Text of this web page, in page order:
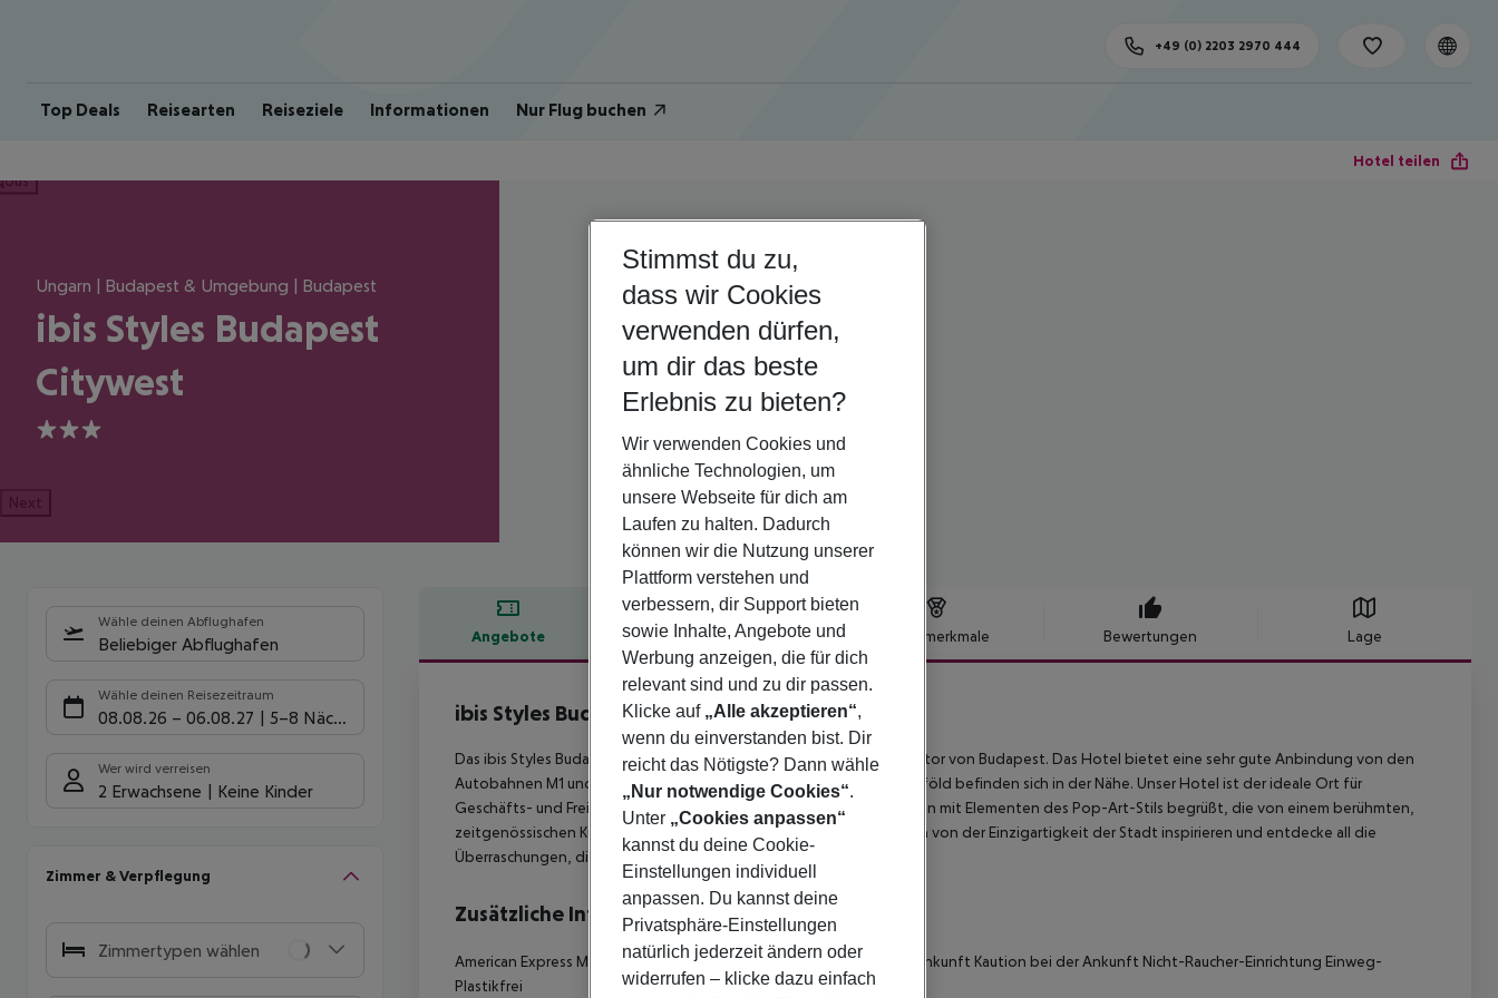
Top Deals Reisearten Reiseziele Informationen Nur Flug buchen
+49 (0) 2203 2970 444
Hotel teilen
Ungarn | Budapest & Umgebung | Budapest
ibis Styles Budapest
Citywest
3
Next
Wähle deinen Abflughafen
Beliebiger Abflughafen
Wähle deinen Reisezeitraum
08.08.26 – 06.08.27 5-8 Nächte
Wer wird verreisen
2 Erwachsene Keine Kinder
Zimmer & Verpflegung
Zimmertypen wählen
Angebote Hotelbeschreibung Hotelmerkmale Bewertungen Lage
Hotelbeschreibung
ibis Styles Budapest Citywest
3
Das ibis Styles Budapest Citywest befindet sich am westlichen Stadttor von Budapest. Das Hotel bietet eine sehr gute Anbindung von den
Autobahnen M1 und M7. Der Bahnhof und die U-Bahn-Station Kelenföld befinden sich in der Nähe. Unser Hotel ist der ideale Ort für
Geschäfts- und Freizeitreisende. Du wirst von modernen Innenräumen mit Elementen des Pop-Art-Stils begrüßt, die von einem berühmten,
zeitgenössischen Künstler, Peter Weiler, entworfen wurden. Lass dich von der Einzigartigkeit der Stadt inspirieren und entdecke all die
Überraschungen, die auf dich warten.
Zusätzliche Informationen
American Express MasterCard Visa LGTBIQ friendly Ausweis bei der Ankunft Kaution bei der Ankunft Nicht-Raucher-Einrichtung Einweg-
Plastikfrei
Stimmst du zu,
dass wir Cookies
verwenden dürfen,
um dir das beste
Erlebnis zu bieten?
Wir verwenden Cookies und
ähnliche Technologien, um
unsere Webseite für dich am
Laufen zu halten. Dadurch
können wir die Nutzung unserer
Plattform verstehen und
verbessern, dir Support bieten
sowie Inhalte, Angebote und
Werbung anzeigen, die für dich
relevant sind und zu dir passen.
Klicke auf „Alle akzeptieren“,
wenn du einverstanden bist. Dir
reicht das Nötigste? Dann wähle
„Nur notwendige Cookies“.
Unter „Cookies anpassen“
kannst du deine Cookie-
Einstellungen individuell
anpassen. Du kannst deine
Privatsphäre-Einstellungen
natürlich jederzeit ändern oder
widerrufen – klicke dazu einfach